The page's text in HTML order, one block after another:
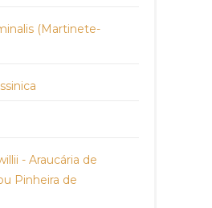
(Martinete-
- Araucária de
Pinheira de